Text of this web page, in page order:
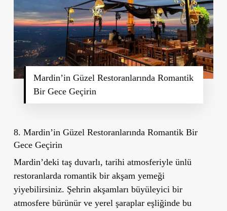
Mardin’in Güzel Restoranlarında Romantik
Bir Gece Geçirin
8. Mardin’in Güzel Restoranlarında Romantik Bir
Gece Geçirin
Mardin’deki taş duvarlı, tarihi atmosferiyle ünlü
restoranlarda romantik bir akşam yemeği
yiyebilirsiniz. Şehrin akşamları büyüleyici bir
atmosfere bürünür ve yerel şaraplar eşliğinde bu